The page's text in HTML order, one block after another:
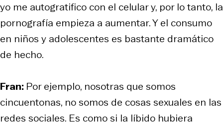
yo me autogratifico con el celular y, por lo tanto, la
pornografía empieza a aumentar. Y el consumo
en niños y adolescentes es bastante dramático
de hecho.
Fran: Por ejemplo, nosotras que somos
cincuentonas, no somos de cosas sexuales en las
redes sociales. Es como si la líbido hubiera